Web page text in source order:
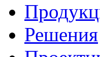
Решения